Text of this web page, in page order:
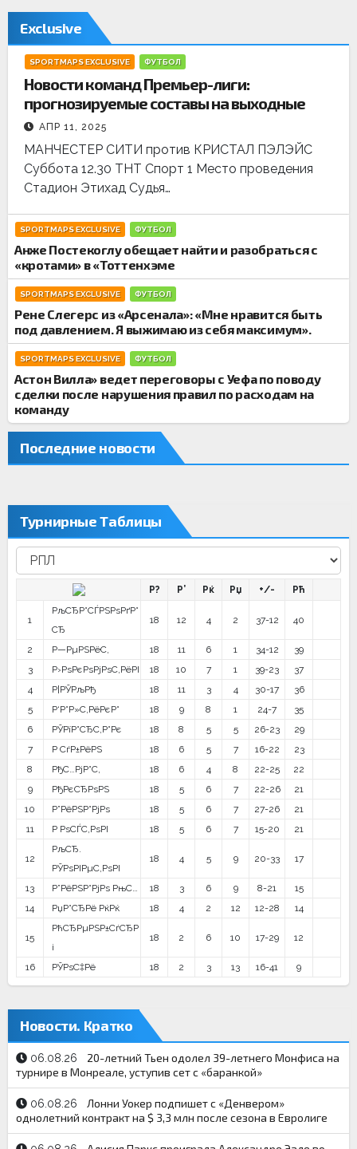
Exclusive
SPORTMAPS EXCLUSIVE ФУТБОЛ
Новости команд Премьер-лиги:
прогнозируемые составы на выходные
АПР 11, 2025
МАНЧЕСТЕР СИТИ против КРИСТАЛ ПЭЛЭЙС
Суббота 12.30 ТНТ Спорт 1 Место проведения
Стадион Этихад Судья…
SPORTMAPS EXCLUSIVE ФУТБОЛ
Анже Постекоглу обещает найти и разобраться с
«кротами» в «Тоттенхэме
SPORTMAPS EXCLUSIVE ФУТБОЛ
Рене Слегерс из «Арсенала»: «Мне нравится быть
под давлением. Я выжимаю из себя максимум».
SPORTMAPS EXCLUSIVE ФУТБОЛ
Астон Вилла» ведет переговоры с Уефа по поводу
сделки после нарушения правил по расходам на
команду
Последние новости
Турнирные Таблицы
Р? Р’ Рќ Рџ +/- Рћ
1
РљСЂР°СЃРЅРѕРґР°
СЂ
18 12 4 2 37-12 40
2 Р—РµРЅРёС‚ 18 11 6 1 34-12
39
3
Р›РѕРєРѕРјРѕС‚РёРІ 18 10 7 1 39-23
37
4
Р¦РЎРљРђ 18 11 3 4 30-17
36
5
Р‘Р°Р»С‚РёРєР° 18 9 8 1 24-7
35
6
РЎРїР°СЂС‚Р°Рє 18 8 5 5 26-23
29
7
Р СѓР±РёРЅ 18 6 5 7 16-22
23
8
РђС…РјР°С‚ 18 6 4 8 22-25
22
9
РђРєСЂРѕРЅ 18 5 6 7 22-26
21
10
Р”РёРЅР°РјРѕ 18 5 6 7 27-26
21
11
Р РѕСЃС‚РѕРІ 18 5 6 7 15-20 21
12
РљСЂ.
РЎРѕРІРµС‚РѕРІ
18 4 5 9 20-33 17
13 Р”РёРЅР°РјРѕ РњС… 18 3 6 9 8-21
15
14
РџР°СЂРё РќРќ 18 4 2 12 12-28 14
15
РћСЂРµРЅР±СѓСЂР
і
18 2 6 10 17-29 12
16 РЎРѕС‡Рё 18 2 3 13 16-41 9
Новости. Кратко
06.08.26
20-летний Тьен одолел 39-летнего Монфиса на
турнире в Монреале, уступив сет с «баранкой»
06.08.26
Лонни Уокер подпишет с «Денвером»
однолетний контракт на $ 3,3 млн после сезона в Евролиге